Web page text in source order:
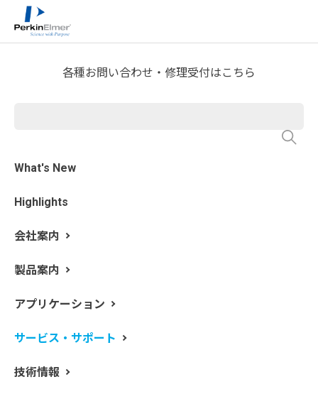
各種お問い合わせ・修理受付はこちら
What's New
Highlights
会社案内
製品案内
アプリケーション
サービス・サポート
技術情報
ホーム
分析屋さんが言いたがらない 分析のテクニックあれこ
れ
今回はイミド系樹脂をご紹介します。イミド系樹脂は、
ポリマーの繰り返し単位の中にイミド基を持つ樹脂の総
称です。イミド基は窒素原子にカルボニル基 (C=O) が 2
つ結合したものです。以前書いた
で似たような名前の官能基“アミド基”がありました。ア
ミド基は、窒素原子にカルボニル基が 1 つ結合していま
す。アミド基とイミド基の構造を比べてみました。